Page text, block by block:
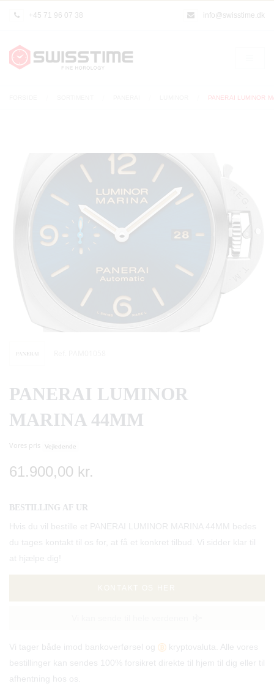
+45 71 96 07 38 info@swisstime.dk
PANERAI LUMINOR
PANERAI LUMINOR
MARINA 44MM
Vores pris Vejledende
61.900,00 kr.
BESTILLING AF UR
Hvis du vil bestille et PANERAI LUMINOR MARINA 44MM bedes
du tages kontakt til os for, at få et konkret tilbud. Vi sidder klar til
at hjælpe dig!
Vi tager både imod bankoverførsel og
kryptovaluta. Alle vores
bestillinger kan sendes 100% forsikret direkte til hjem til dig eller til
afhentning hos os.